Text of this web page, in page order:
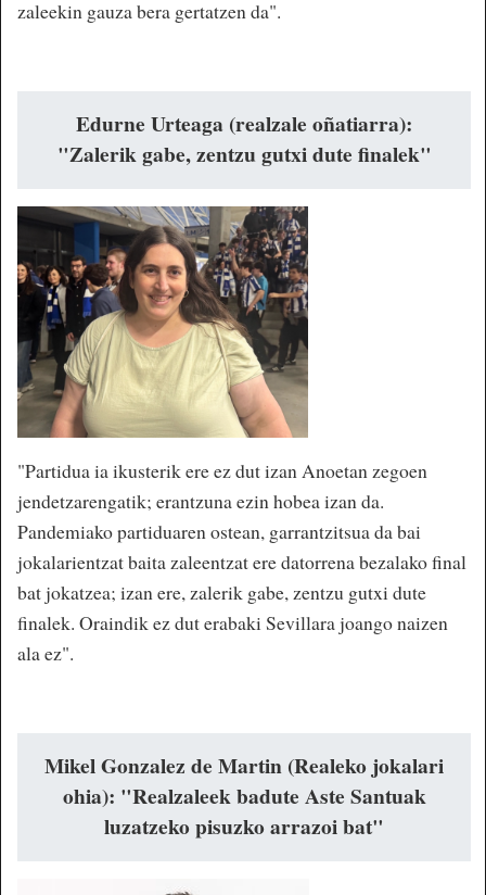
zaleekin gauza bera gertatzen da".
Edurne Urteaga (realzale oñatiarra):
"Zalerik gabe, zentzu gutxi dute finalek"
"Partidua ia ikusterik ere ez dut izan Anoetan zegoen
jendetzarengatik; erantzuna ezin hobea izan da.
Pandemiako partiduaren ostean, garrantzitsua da bai
jokalarientzat baita zaleentzat ere datorrena bezalako final
bat jokatzea; izan ere, zalerik gabe, zentzu gutxi dute
finalek. Oraindik ez dut erabaki Sevillara joango naizen
ala ez".
Mikel Gonzalez de Martin (Realeko jokalari
ohia): "Realzaleek badute Aste Santuak
luzatzeko pisuzko arrazoi bat"